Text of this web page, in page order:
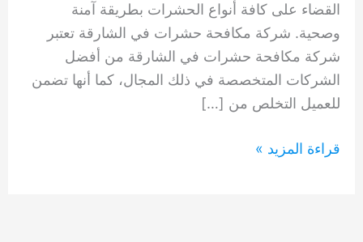
القضاء على كافة أنواع الحشرات بطريقة آمنة
وصحية. شركة مكافحة حشرات في الشارقة تعتبر
شركة مكافحة حشرات في الشارقة من أفضل
الشركات المتخصصة في ذلك المجال، كما أنها تضمن
للعميل التخلص من […]
شركة
قراءة المزيد »